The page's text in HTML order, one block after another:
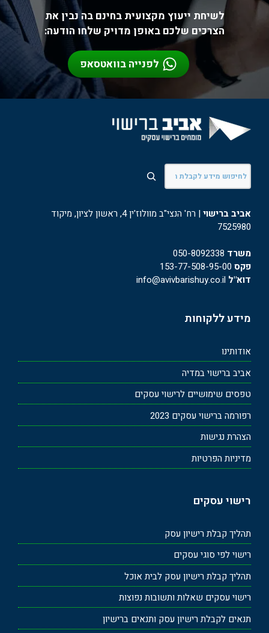
לשיחת ייעוץ מקצועית בחינם בה נבין את
הצרכים שלכם באופן מדויק שלחו הודעה:
לפנייה בוואטסאפ
חיפוש
אביב ברישוי
| רח' הנצי"ב מוולוז'ין 4, ראשון לציון, מיקוד
7525980
משרד 050-8092338
פקס
דוא"ל
מידע ללקוחות
אודותינו
אביב ברישוי במדיה
טפסים שימושיים לרישוי עסקים
רפורמה ברישוי עסקים 2023
הצהרת נגישות
מדיניות הפרטיות
רישוי עסקים
תהליך קבלת רישיון עסק
רישוי לפי סוגי עסקים
תהליך קבלת רישיון עסק לבית אוכל
רישוי עסקים שאלות ותשובות נפוצות
תנאים לקבלת רישיון עסק ותנאים ברישיון